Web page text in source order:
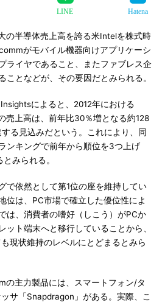
LINE Hatena
の半導体売上高を誇る米Intelを株式時
がモバイル機器向けアプリケーシ
ライヤであること、またファブレス企
ことなどが、その要因だとみられる。
によると、2012年における
売上高は、前年比30％増となる約128
る見込みだという。これにより、同
ンキングで前年から順位を3つ上げ
みられる。
依然として第1位の座を維持してい
位は、PC市場で確立した優位性によ
は、消費者の嗜好（しこう）がPCか
ット端末へと移行していることから、
現状維持のレベルにとどまるとみら
主力製品には、スマートフォン/タ
サ「Snapdragon」がある。実際、こ